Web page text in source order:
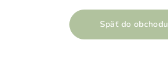
Späť do obchodu